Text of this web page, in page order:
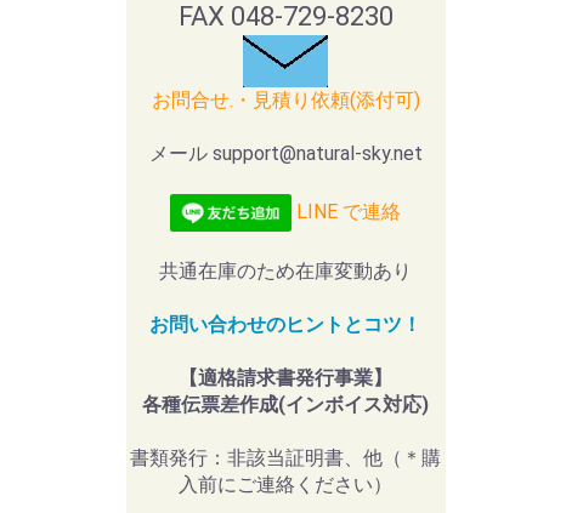
FAX 048-729-8230
お問合せ.・見積り依頼(添付可)
メール support@natural-sky.net
LINE で連絡
共通在庫のため在庫変動あり
お問い合わせのヒントとコツ！
【適格請求書発行事業】
各種伝票差作成(インボイス対応)
書類発行：非該当証明書、他（＊購
入前にご連絡ください）